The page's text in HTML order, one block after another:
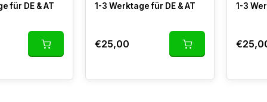
für DE & AT
1-3 Werktage für DE & AT
€25,00
1-3